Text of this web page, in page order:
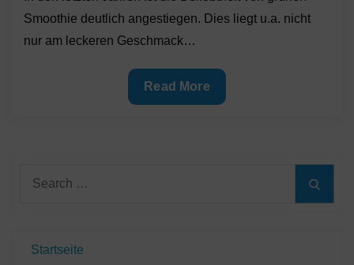
Smoothie deutlich angestiegen. Dies liegt u.a. nicht
nur am leckeren Geschmack…
Gesund
mit
Read More
Startseite